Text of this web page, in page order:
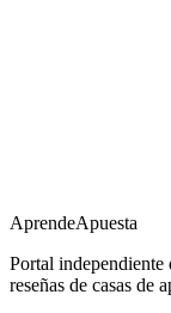
AprendeApuesta
Portal independiente
reseñas de casas de